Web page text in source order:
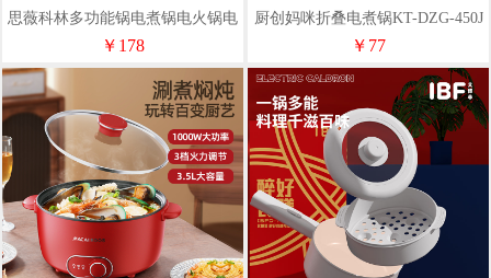
思薇科林多功能锅电煮锅电火锅电
炒锅小电锅XCY-669
￥178
厨创妈咪折叠电煮锅KT-DZG-450J
￥77